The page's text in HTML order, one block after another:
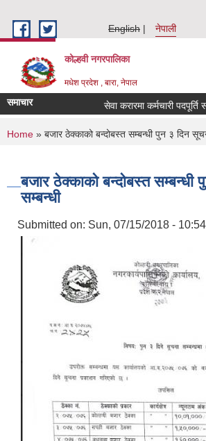
English
नेपाली
कोल्हवी नगरपालिका
मधेश प्रदेश , बारा, नेपाल
समाचार सेवा करारमा कर्मचारी पदपूर्ति
You are here
Home » बजार ठेक्काको बन्दोबस्त सम्बन्धी पुन ३ दिन
बजार ठेक्काको बन्दोबस्त सम्बन्धी
सम्बन्धी
Submitted on: Sun, 07/15/2018 - 10:54